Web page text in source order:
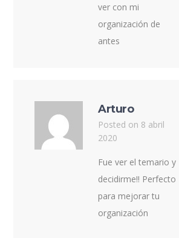
ver con mi
organización de
antes
Arturo
Posted on 8 abril
2020
Fue ver el temario y
decidirme!! Perfecto
para mejorar tu
organización